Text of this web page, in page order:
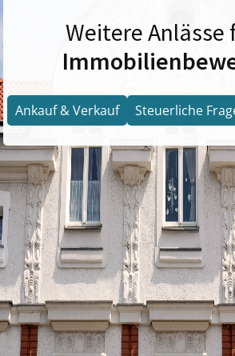
Weitere Anlässe
Ankauf & Verkauf Steuerliche